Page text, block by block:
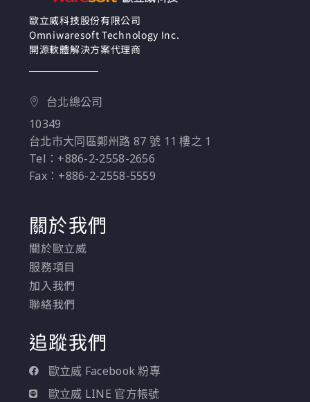
自動報告每週節省了約
15 小時
歐立威科技股份有限公司
Omniwaresoft Technology Inc.
開源軟體解決方案代理商
台北總公司
10349
台北市大同區鄭州路 87 號 11 樓之 1
Tel：+886-2-2558-2656
Fax：+886-2-2558-5559
關於我們
關於歐立威
服務項目
加入我們
聯絡我們
追蹤我們
歐立威 Facebook 粉專
歐立威 LINE 官方帳號